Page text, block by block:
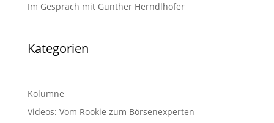
Im Gespräch mit Günther Herndlhofer
Kategorien
Kolumne
Videos: Vom Rookie zum Börsenexperten